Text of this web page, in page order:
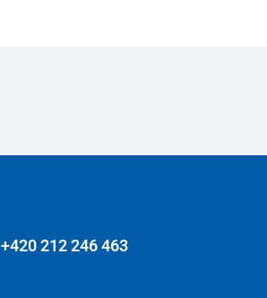
+420 212 246 463